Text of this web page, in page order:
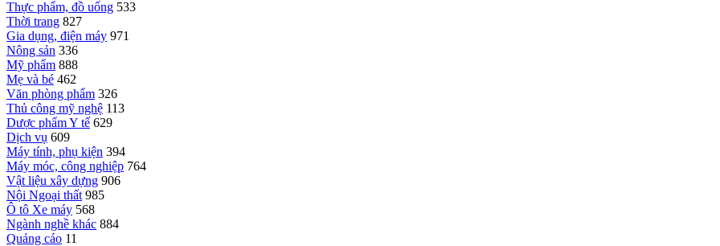
Thực phẩm, đồ uống 533
Thời trang 827
Gia dụng, điện máy 971
Nông sản 336
Mỹ phẩm 888
Mẹ và bé 462
Văn phòng phẩm 326
Thủ công mỹ nghệ 113
Dược phẩm Y tế 629
Dịch vụ 609
Máy tính, phụ kiện 394
Máy móc, công nghiệp 764
Vật liệu xây dựng 906
Nội Ngoại thất 985
Ô tô Xe máy 568
Ngành nghề khác 884
Quảng cáo 11